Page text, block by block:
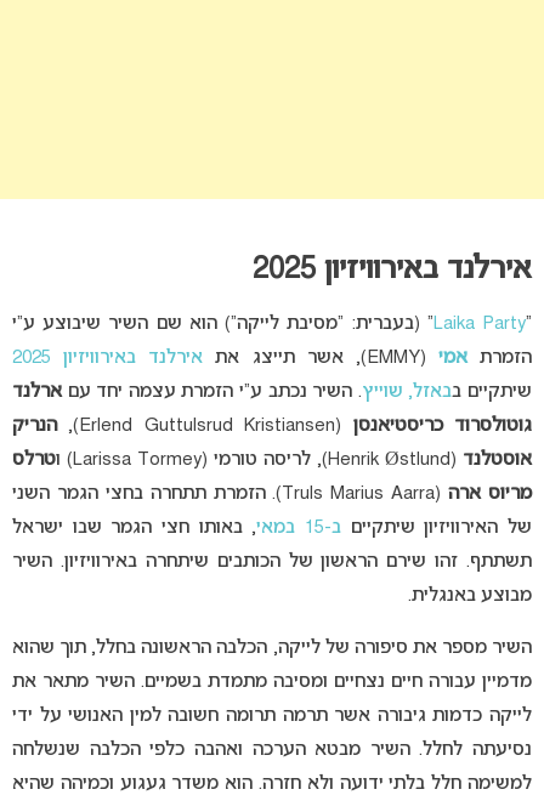
אירלנד באירוויזיון 2025
“
Laika Party” (בעברית: “מסיבת לייקה”) הוא שם השיר שיבוצע ע”י
הזמרתאמי (EMMY), אשר תייצג את
אירלנד באירוויזיון 2025
שיתקיים בבאזל, שוייץ. השיר נכתב ע”י הזמרת עצמה יחד עםארלנד
גוטולסרוד כריסטיאנסן (Erlend Guttulsrud Kristiansen),
הנריק
אוסטלנד (Henrik Østlund), לריסה טורמי (Larissa Tormey) ו
טרלס
מריוס ארה
(Truls Marius Aarra). הזמרת תתחרה בחצי הגמר השני
של האירוויזיון שיתקיים ב-15 במאי
, באותו חצי הגמר שבו ישראל
תשתתף. זהו שירם הראשון של הכותבים שיתחרה באירוויזיון. השיר
מבוצע באנגלית.
השיר מספר את סיפורה של לייקה, הכלבה הראשונה בחלל, תוך שהוא
מדמיין עבורה חיים נצחיים ומסיבה מתמדת בשמיים. השיר מתאר את
לייקה כדמות גיבורה אשר תרמה תרומה חשובה למין האנושי על ידי
נסיעתה לחלל. השיר מבטא הערכה ואהבה כלפי הכלבה שנשלחה
למשימה חלל בלתי ידועה ולא חזרה. הוא משדר געגוע וכמיהה שהיא